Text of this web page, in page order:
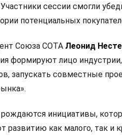
сессии смогли
потенциальных
Союза СОТА Леонид
формируют лицо
запускать совместные
рождаются инициативы,
развитию как малого, так и